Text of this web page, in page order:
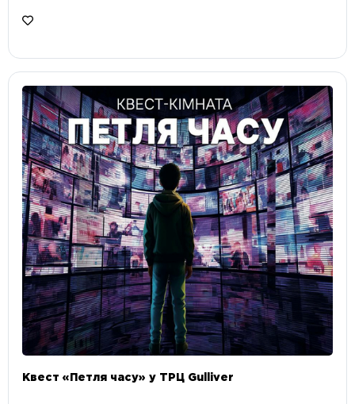
Квест «Петля часу» у ТРЦ Gulliver